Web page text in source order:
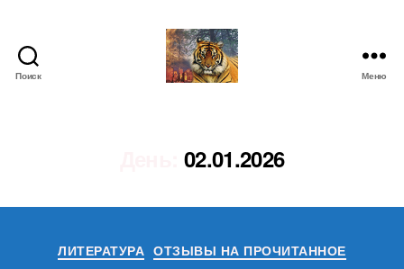
Поиск Меню
02.01.2026
Рубрики
ЛИТЕРАТУРА ОТЗЫВЫ НА ПРОЧИТАННОЕ